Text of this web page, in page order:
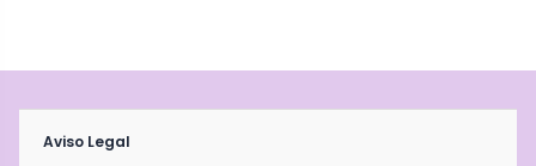
Aviso Legal